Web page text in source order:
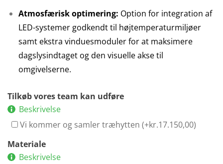
Atmosfærisk optimering: Option for integration af
LED-systemer godkendt til højtemperaturmiljøer
samt ekstra vinduesmoduler for at maksimere
dagslysindtaget og den visuelle akse til
omgivelserne.
Tilkøb vores team kan udføre
Beskrivelse
Vi kommer og samler træhytten (+kr.17.150,00)
Materiale
Beskrivelse